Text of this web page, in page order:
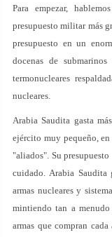
Para empezar,
presupuesto militar más
presupuesto en un
docenas de
termonucleares
nucleares.
Arabia Saudita gasta
ejército muy pequeño,
"aliados". Su
cuidado. Arabia Saudita
armas nucleares y
mintiendo tan a
armas que compran